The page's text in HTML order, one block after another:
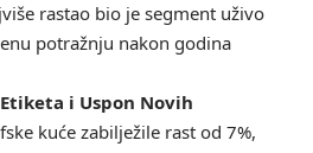
rastao bio je segment uživo
potražnju nakon godina
i Uspon Novih
kuće zabilježile rast od 7%,